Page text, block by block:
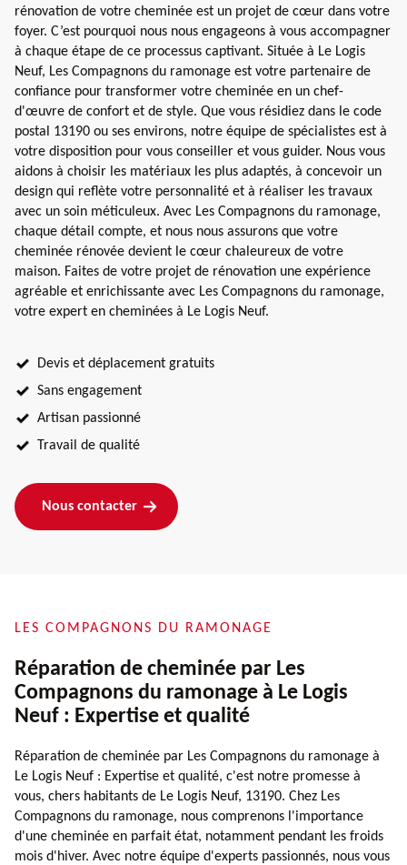
rénovation de votre cheminée est un projet de cœur dans votre
foyer. C’est pourquoi nous nous engageons à vous accompagner
à chaque étape de ce processus captivant. Située à Le Logis
Neuf, Les Compagnons du ramonage est votre partenaire de
confiance pour transformer votre cheminée en un chef-
d'œuvre de confort et de style. Que vous résidiez dans le code
postal 13190 ou ses environs, notre équipe de spécialistes est à
votre disposition pour vous conseiller et vous guider. Nous vous
aidons à choisir les matériaux les plus adaptés, à concevoir un
design qui reflète votre personnalité et à réaliser les travaux
avec un soin méticuleux. Avec Les Compagnons du ramonage,
chaque détail compte, et nous nous assurons que votre
cheminée rénovée devient le cœur chaleureux de votre
maison. Faites de votre projet de rénovation une expérience
agréable et enrichissante avec Les Compagnons du ramonage,
votre expert en cheminées à Le Logis Neuf.
Devis et déplacement gratuits
Sans engagement
Artisan passionné
Travail de qualité
Nous contacter
LES COMPAGNONS DU RAMONAGE
Réparation de cheminée par Les
Compagnons du ramonage à Le Logis
Neuf : Expertise et qualité
Réparation de cheminée par Les Compagnons du ramonage à
Le Logis Neuf : Expertise et qualité, c'est notre promesse à
vous, chers habitants de Le Logis Neuf, 13190. Chez Les
Compagnons du ramonage, nous comprenons l'importance
d'une cheminée en parfait état, notamment pendant les froids
mois d'hiver. Avec notre équipe d'experts passionnés, nous vous